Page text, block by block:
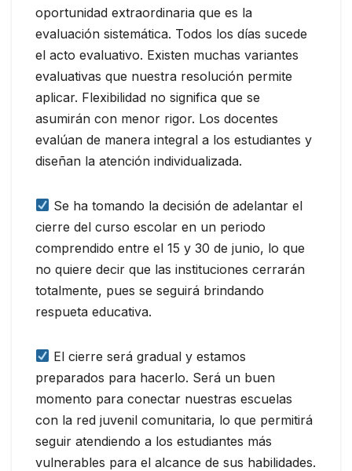
oportunidad extraordinaria que es la
evaluación sistemática. Todos los días sucede
el acto evaluativo. Existen muchas variantes
evaluativas que nuestra resolución permite
aplicar. Flexibilidad no significa que se
asumirán con menor rigor. Los docentes
evalúan de manera integral a los estudiantes y
diseñan la atención individualizada.
Se ha tomando la decisión de adelantar el
cierre del curso escolar en un periodo
comprendido entre el 15 y 30 de junio, lo que
no quiere decir que las instituciones cerrarán
totalmente, pues se seguirá brindando
respueta educativa.
El cierre será gradual y estamos
preparados para hacerlo. Será un buen
momento para conectar nuestras escuelas
con la red juvenil comunitaria, lo que permitirá
seguir atendiendo a los estudiantes más
vulnerables para el alcance de sus habilidades.